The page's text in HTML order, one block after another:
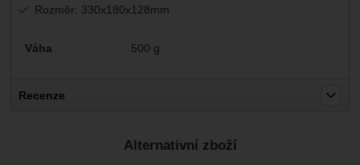
Rozměr: 330x180x128mm
Parametry
Váha 500 g
Recenze
Alternativní zboží